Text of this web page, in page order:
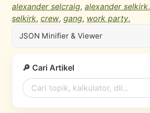
alexander selcraig, alexander selkirk,
selkirk, crew, gang, work party,
JSON Minifier & Viewer
🔎 Cari Artikel